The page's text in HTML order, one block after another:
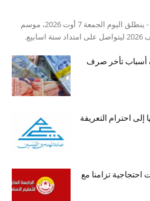
المنبر التونسي (الصولد الصيفي) - ينطلق اليوم الجمعة 7 أوت 2026، موسم
أسباب تأخر صرف
احترام التعريفة
احتجاجية تزامنا مع